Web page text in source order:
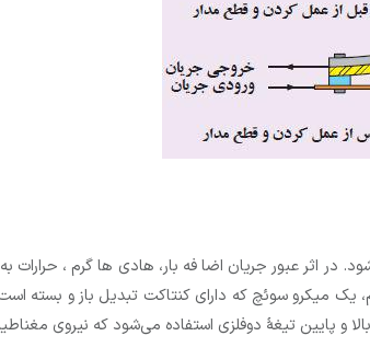
در اثر عبور جریان اضا فه بار، هادی ها گرم ،
میکرو سوئچ که دارای کنتاکت تبدیل باز و بسته
و پایین تیغهٔ دوفلزی استفاده می‌شود که نیروی